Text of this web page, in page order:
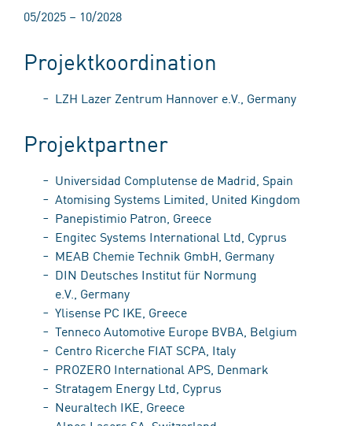
05/2025 – 10/2028
Projektkoordination
LZH Lazer Zentrum Hannover e.V., Germany
Projektpartner
Universidad Complutense de Madrid, Spain
Atomising Systems Limited, United Kingdom
Panepistimio Patron, Greece
Engitec Systems International Ltd, Cyprus
MEAB Chemie Technik GmbH, Germany
DIN Deutsches Institut für Normung
e.V., Germany
Ylisense PC IKE, Greece
Tenneco Automotive Europe BVBA, Belgium
Centro Ricerche FIAT SCPA, Italy
PROZERO International APS, Denmark
Stratagem Energy Ltd, Cyprus
Neuraltech IKE, Greece